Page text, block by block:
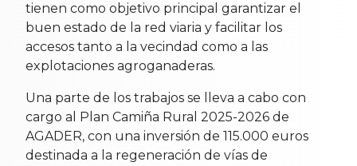
tienen como objetivo principal garantizar el
buen estado de la red viaria y facilitar los
accesos tanto a la vecindad como a las
explotaciones agroganaderas.
Una parte de los trabajos se lleva a cabo con
cargo al Plan Camiña Rural 2025-2026 de
AGADER, con una inversión de 115.000 euros
destinada a la regeneración de vías de